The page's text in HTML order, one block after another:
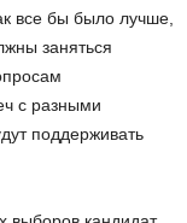
все бы было лучше,
заняться
с разными
поддерживать